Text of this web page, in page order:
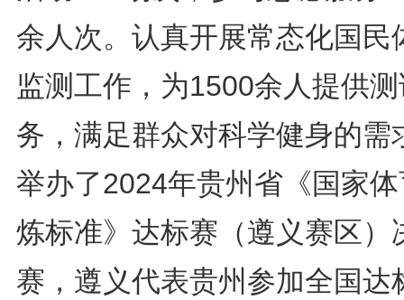
余人次。认真开展常态化国民
监测工作，为1500余人提供
务，满足群众对科学健身的需
举办了2024年贵州省《国家
炼标准》达标赛（遵义赛区）
赛，遵义代表贵州参加全国达